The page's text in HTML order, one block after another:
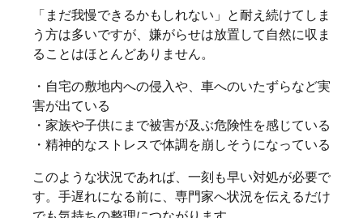
「まだ我慢できるかもしれない」と耐え続けてしま
う方は多いですが、嫌がらせは放置して自然に収ま
ることはほとんどありません。
・自宅の敷地内への侵入や、車へのいたずらなど実
害が出ている
・家族や子供にまで被害が及ぶ危険性を感じている
・精神的なストレスで体調を崩しそうになっている
このような状況であれば、一刻も早い対処が必要で
す。手遅れになる前に、専門家へ状況を伝えるだけ